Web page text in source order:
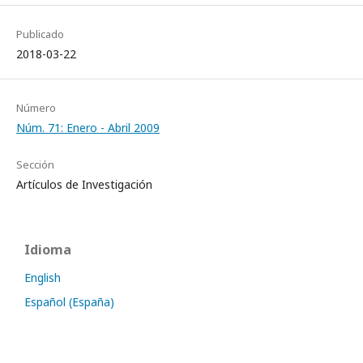
Publicado
2018-03-22
Número
Núm. 71: Enero - Abril 2009
Sección
Artículos de Investigación
Idioma
English
Español (España)